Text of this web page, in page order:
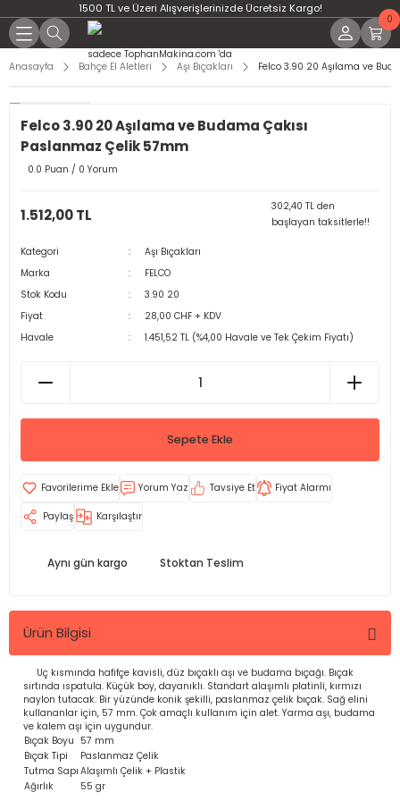
1500 TL ve Üzeri Alışverişlerinizde Ücretsiz Kargo!
0
Anasayfa Bahçe El Aletleri Aşı Bıçakları Felco 3.90 20 Aşılama ve
Felco 3.90 20 Aşılama ve Budama Çakısı
Paslanmaz Çelik 57mm
0.0 Puan / 0 Yorum
1.512,00 TL
302,40 TL den
başlayan taksitlerle!!
Kategori
Aşı Bıçakları
Marka
FELCO
Stok Kodu
3.90 20
Fiyat
28,00 CHF + KDV
Havale
1.451,52 TL (%4,00 Havale ve Tek Çekim Fiyatı)
Sepete Ekle
Yorum Yaz Tavsiye Et Fiyat Alarmı
Paylaş Karşılaştır
Aynı gün kargo Stoktan Teslim
Ürün Bilgisi
Uç kısmında hafifçe kavisli, düz bıçaklı aşı ve budama bıçağı. Bıçak
sırtında ıspatula. Küçük boy, dayanıklı. Standart alaşımlı platinli, kırmızı
naylon tutacak. Bir yüzünde konik şekilli, paslanmaz çelik bıçak. Sağ elini
kullananlar için, 57 mm. Çok amaçlı kullanım için alet. Yarma aşı, budama
ve kalem aşı için uygundur.
Bıçak Boyu 57 mm
Bıçak Tipi
Paslanmaz Çelik
Tutma Sapı Alaşımlı Çelik + Plastik
Ağırlık
55 gr